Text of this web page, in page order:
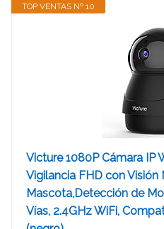
TOP VENTAS Nº 10
Victure 1080P Cámara IP
Vigilancia FHD con Visión
Mascota,Detección de
Vías, 2.4GHz WiFi,